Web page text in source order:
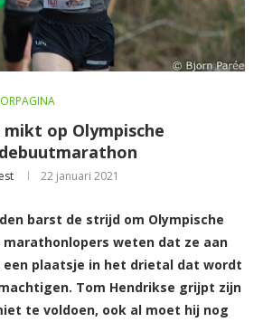
op Olympische
22 januari 2021
barst de strijd om Olympische
weten dat ze aan
een plaatsje in het drietal dat wordt
Tom Hendrikse grijpt zijn
te voldoen, ook al moet hij nog